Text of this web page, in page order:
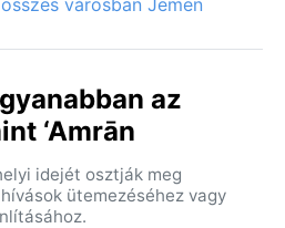
az
‘Amrān
idejét osztják meg
ütemezéséhez vagy